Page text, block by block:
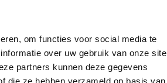
om functies voor social media te
over uw gebruik van onze site
partners kunnen deze gegevens
die ze hebben verzameld op basis van